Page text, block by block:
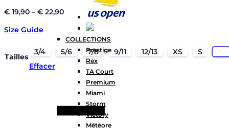
COLLECTIONS
Prestige
Rex
TA Court
Premium
Miami
Storm
Victory
Météore
€ 19,90 – € 22,90
Size Guide
Tailles
3/4 5/6 7/8 9/11 12/13 XS S
Effacer